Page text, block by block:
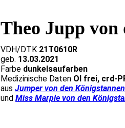
Theo Jupp von
VDH/DTK 21T0610R
geb. 13.03.2021
Farbe dunkelsaufarben
Medizinische Daten OI frei, crd-
aus Jumper von den Königstannen
und Miss Marple von den